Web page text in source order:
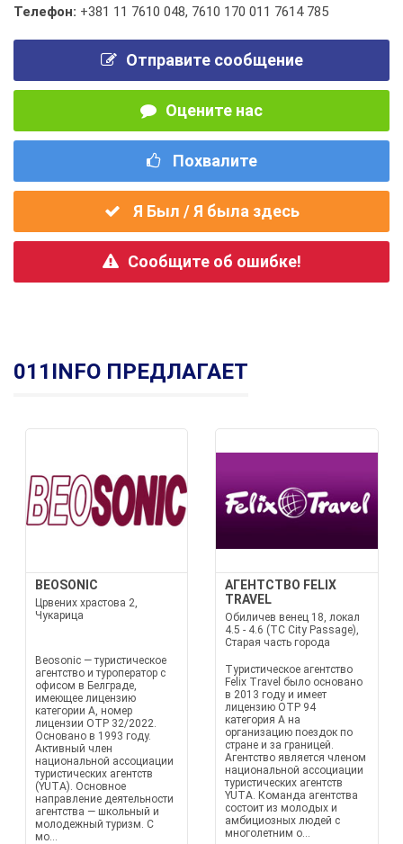
Телефон: +381 11 7610 048, 7610 170 011 7614 785
Отправите сообщение
Оцените нас
Похвалите
Я Был / Я была здесь
Сообщите об ошибке!
011INFO ПРЕДЛАГАЕТ
BEOSONIC
Црвених храстова 2,
Чукарица
Beosonic — туристическое
агентство и туроператор с
офисом в Белграде,
имеющее лицензию
категории А, номер
лицензии OTP 32/2022.
Основано в 1993 году.
Активный член
национальной ассоциации
туристических агентств
(YUTA). Основное
направление деятельности
агентства — школьный и
молодежный туризм. С
мо...
АГЕНТСТВО FELIX
TRAVEL
Обиличев венец 18, локал
4.5 - 4.6 (TC City Passage),
Старая часть города
Туристическое агентство
Felix Travel было основано
в 2013 году и имеет
лицензию OTP 94
категория A на
организацию поездок по
стране и за границей.
Агентство является членом
национальной ассоциации
туристических агентств
YUTA. Команда агентства
состоит из молодых и
амбициозных людей с
многолетним о...